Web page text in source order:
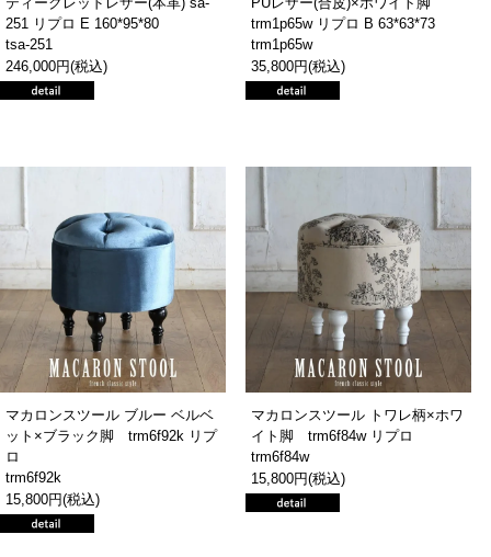
251 リプロ E 160*95*80
tsa-251
246,000円(税込)
trm1p65w リプロ B 63*63*73
trm1p65w
35,800円(税込)
マカロンスツール ブルー ベルベ
ット×ブラック脚 trm6f92k リプ
ロ
trm6f92k
15,800円(税込)
マカロンスツール トワレ柄×ホワ
イト脚 trm6f84w リプロ
trm6f84w
15,800円(税込)